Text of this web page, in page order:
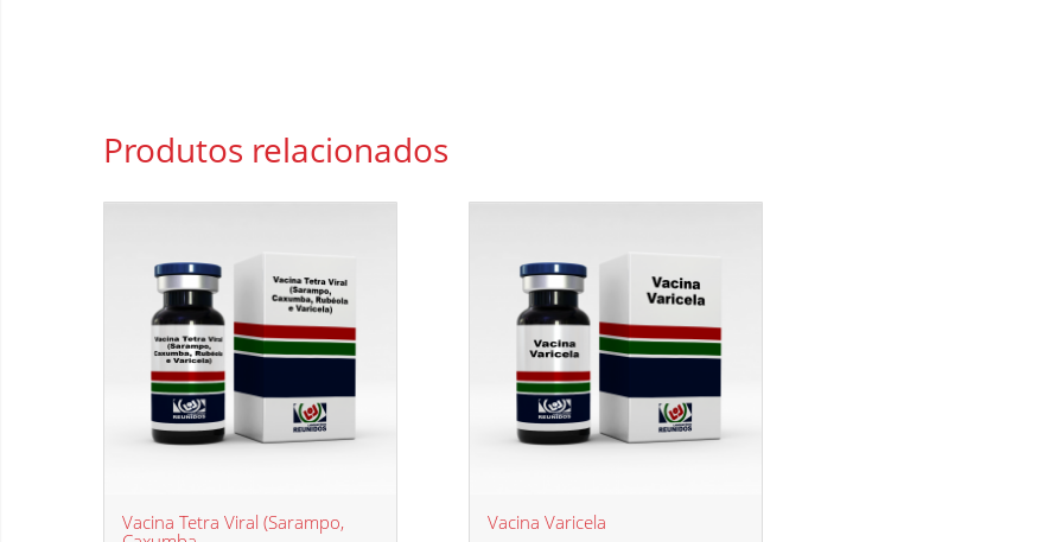
Produtos relacionados
Vacina Tetra Viral (Sarampo,
Vacina Varicela